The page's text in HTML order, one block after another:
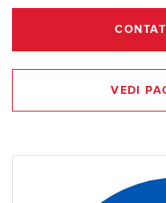
VEDI